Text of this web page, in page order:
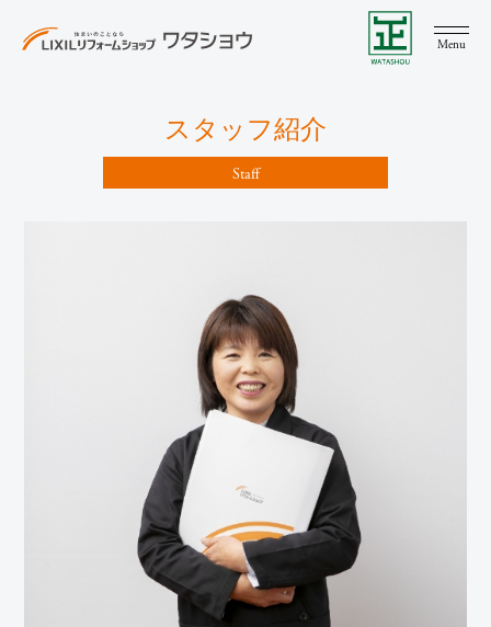
Menu
LIXIL リフォームショップ ワタショウについて
リクシルPATTOリフォーム
建て替え
施工事例
アフターサービス ニュースレター
ブログ
スタッフ紹介
Staff